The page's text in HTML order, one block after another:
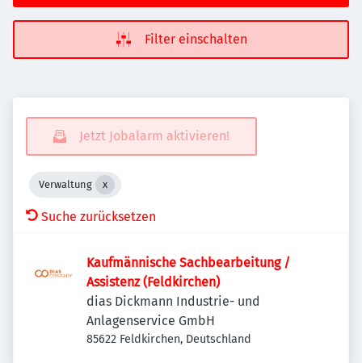
Filter einschalten
Jetzt Jobalarm aktivieren!
Verwaltung
Suche zurücksetzen
Kaufmännische Sachbearbeitung /
Assistenz (Feldkirchen)
dias Dickmann Industrie- und
Anlagenservice GmbH
85622 Feldkirchen, Deutschland